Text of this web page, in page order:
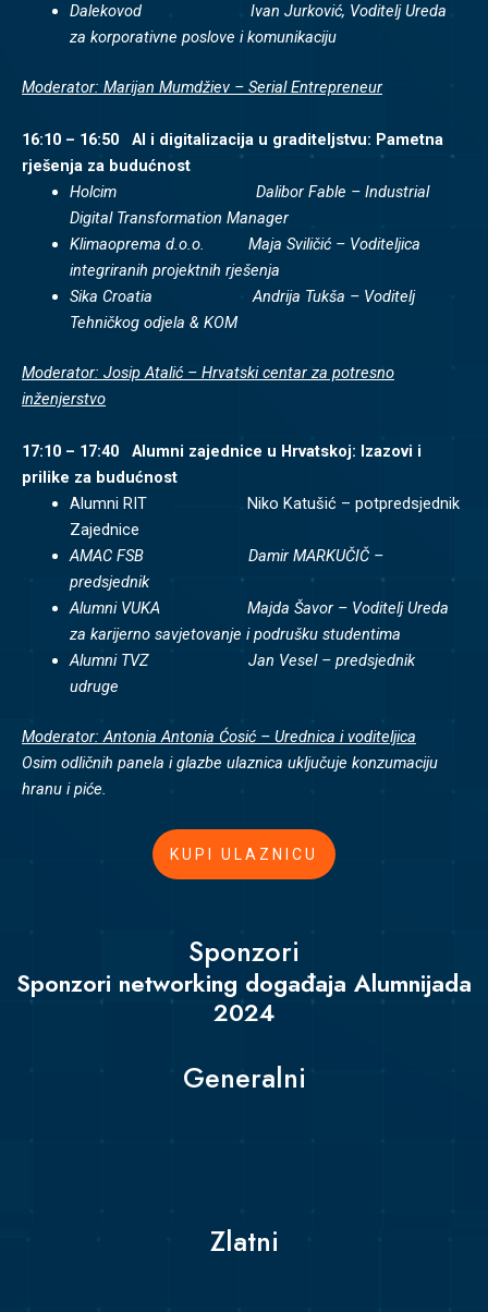
Dalekovod Ivan Jurković, Voditelj Ureda
za korporativne poslove i komunikaciju
Moderator: Marijan Mumdžiev – Serial Entrepreneur
16:10 – 16:50 AI i digitalizacija u graditeljstvu: Pametna
rješenja za budućnost
Holcim Dalibor Fable – Industrial
Digital Transformation Manager
Klimaoprema d.o.o. Maja Sviličić – Voditeljica
integriranih projektnih rješenja
Sika Croatia Andrija Tukša – Voditelj
Tehničkog odjela & KOM
Moderator: Josip Atalić – Hrvatski centar za potresno
inženjerstvo
17:10 – 17:40 Alumni zajednice u Hrvatskoj: Izazovi i
prilike za budućnost
Alumni RIT Niko Katušić – potpredsjednik
Zajednice
AMAC FSB Damir MARKUČIČ –
predsjednik
Alumni VUKA Majda Šavor – Voditelj Ureda
za karijerno savjetovanje i podrušku studentima
Alumni TVZ Jan Vesel – predsjednik
udruge
Moderator: Antonia Antonia Ćosić – Urednica i voditeljica
Osim odličnih panela i glazbe ulaznica uključuje konzumaciju
hranu i piće.
KUPI ULAZNICU
Sponzori
Sponzori networking događaja Alumnijada
2024
Generalni
Zlatni